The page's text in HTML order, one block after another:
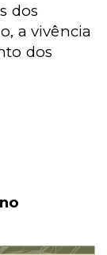
dos
a vivência
dos